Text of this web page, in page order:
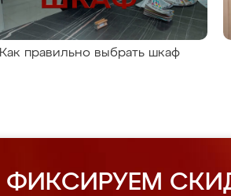
Как правильно выбрать шкаф
ФИКСИРУЕМ